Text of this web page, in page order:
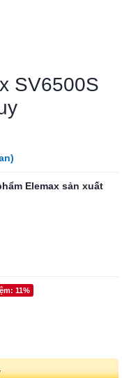
SV6500S
Elemax sản xuất
11%